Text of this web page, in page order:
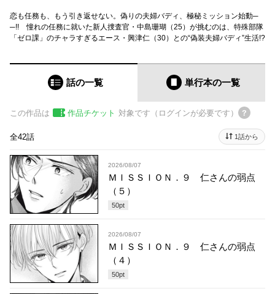
恋も任務も、もう引き返せない。偽りの夫婦バディ、極秘ミッション始動─
─!! 憧れの任務に就いた新人捜査官・中島珊瑚（25）が挑むのは、特殊部隊
「ゼロ課」のチャラすぎるエース・興津仁（30）との“偽装夫婦バディ”生活!?
話の一覧 単行本の一覧
この作品は 作品チケット 対象です（ログインが必要です）
全42話 1話から
2026/08/07
ＭＩＳＳＩＯＮ．９ 仁さんの弱点
（５）
50pt
2026/08/07
ＭＩＳＳＩＯＮ．９ 仁さんの弱点
（４）
50pt